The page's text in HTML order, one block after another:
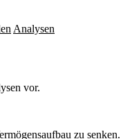
Analysen
vor.
zu senken.